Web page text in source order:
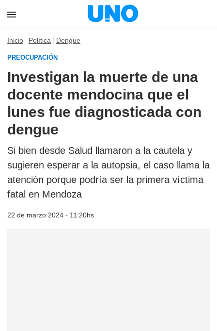
Inicio Política Dengue
PREOCUPACIÓN
Investigan la muerte de una
docente mendocina que el
lunes fue diagnosticada con
dengue
Si bien desde Salud llamaron a la cautela y
sugieren esperar a la autopsia, el caso llama la
atención porque podría ser la primera víctima
fatal en Mendoza
22 de marzo 2024 - 11:20hs